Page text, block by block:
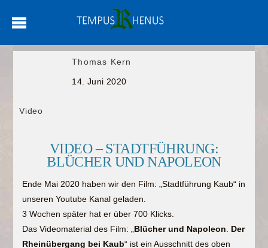
Thomas Kern
14. Juni 2020
Video
VIDEO – STADTFÜHRUNG:
BLÜCHER UND NAPOLEON
Ende Mai 2020 haben wir den Film: „Stadtführung Kaub“ in
unseren Youtube Kanal geladen.
3 Wochen später hat er über 700 Klicks.
Das Videomaterial des Film: „Blücher und Napoleon. Der
Rheinübergang bei Kaub“ ist ein Ausschnitt des oben